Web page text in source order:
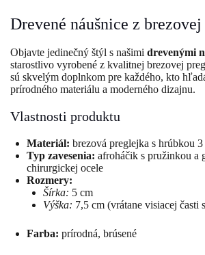
Drevené náušnice z
Objavte jedinečný štýl s našimi drevenými
starostlivo vyrobené z kvalitnej brezovej
sú skvelým doplnkom pre každého, kto
prírodného materiálu a moderného dizajnu.
Vlastnosti produktu
Materiál: brezová preglejka s hrúbkou
Typ zavesenia: afroháčik s pružinkou a
chirurgickej ocele
Rozmery:
Šírka: 5 cm
Výška: 7,5 cm (vrátane visiacej časti
Farba: prírodná, brúsené